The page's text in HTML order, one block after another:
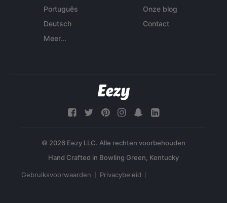
Português
Deutsch
Meer...
Onze blog
Contact
© 2026 Eezy LLC. Alle rechten voorbehouden
Gebruiksvoorwaarden Privacybeleid